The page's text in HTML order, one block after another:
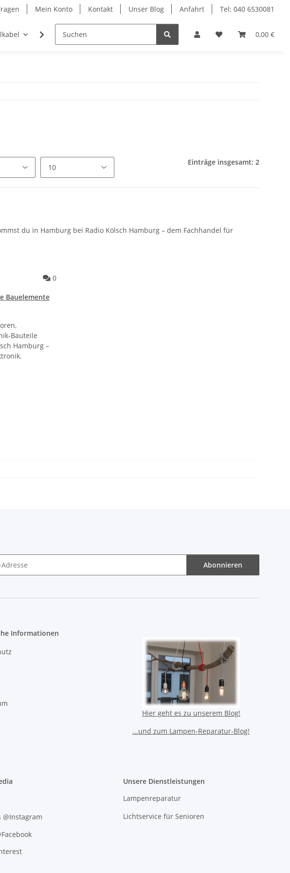
Mein Konto Kontakt Unser Blog Anfahrt Tel: 040 6530081
0,00 €
Möbel-Ersatzteile Retouren-Shop
Einträge insgesamt: 2
du in Hamburg bei Radio Kölsch Hamburg – dem Fachhandel für
0Kommentare zum Artikel Wo kann man in Hamburg elektronische
Bauelemente
Bauteile
Hamburg –
Abonnieren
Informationen
Hier geht es zu unserem Blog!
...und zum Lampen-Reparatur-Blog!
@Instagram
Unsere Dienstleistungen
Lampenreparatur
Lichtservice für Senioren